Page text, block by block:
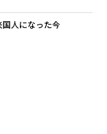
人になった今